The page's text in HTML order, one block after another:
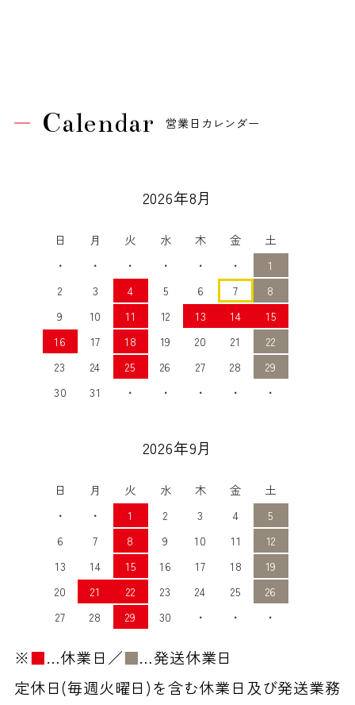
Calendar 営業日カレンダー
2026年8月
日 月 火 水 木 金
土
・
・ ・ ・ ・ ・
1
2
3 4 5 6 7
8
9
10 11 12 13 14
15
16
17 18 19 20 21
22
23
24 25 26 27 28
29
30
31 ・ ・ ・ ・ ・
2026年9月
日 月 火 水 木 金
土
・
・ 1 2 3 4
5
6
7 8 9 10 11
12
13
14 15 16 17 18
19
20
21 22 23 24 25
26
27
28 29 30 ・ ・ ・
※■…休業日／■…発送休業日
定休日(毎週火曜日)を含む休業日及び発送業務